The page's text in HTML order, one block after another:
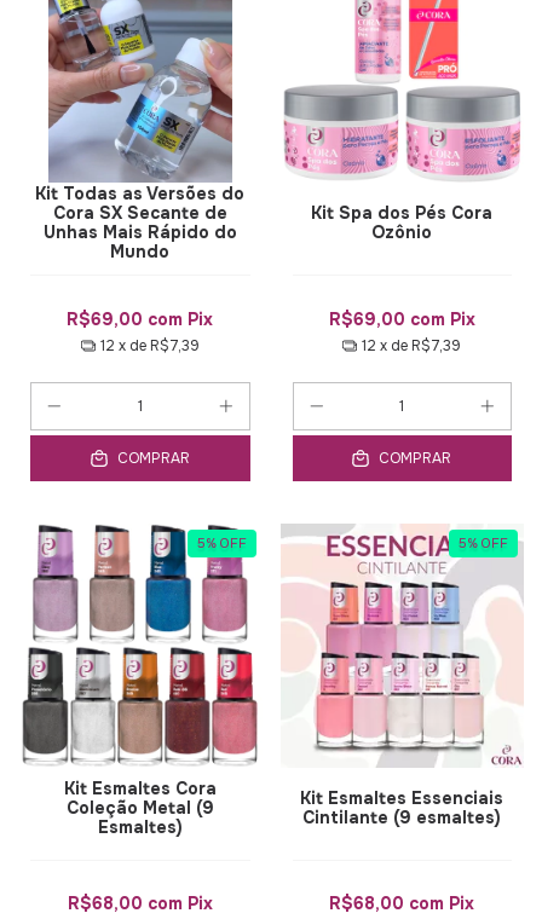
Kit Todas as Versões do
Cora SX Secante de
Unhas Mais Rápido do
Mundo
R$69,00 com Pix
12 x de R$7,39
COMPRAR
Kit Spa dos Pés Cora
Ozônio
R$69,00 com Pix
12 x de R$7,39
COMPRAR
5% OFF
Kit Esmaltes Cora
Coleção Metal (9
Esmaltes)
R$68,00 com Pix
5% OFF
Kit Esmaltes Essenciais
Cintilante (9 esmaltes)
R$68,00 com Pix